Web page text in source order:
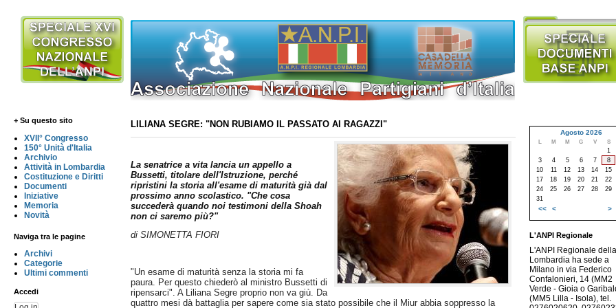
+ Su questo sito
XVII° Congresso
150° Unità d'Italia
Archivio
Attività in Lombardia
Costituzione e Diritti
Documenti
Iniziative
Memoria
Novità
Naviga tra le pagine
Archivi
Categorie
Ultimi commenti
Accedi
LILIANA SEGRE: "NON RUBIAMO IL PASSATO AI RAGAZZI"
La senatrice a vita lancia un appello a
Bussetti, titolare dell'Istruzione, perché
ripristini la storia all'esame di maturità già dal
prossimo anno scolastico. "Che cosa
succederà quando noi testimoni della Shoah
non ci saremo più?"
di SIMONETTA FIORI
"Un esame di maturità senza la storia mi fa
paura. Per questo chiederò al ministro Bussetti di
ripensarci". A Liliana Segre proprio non va giù. Da
quattro mesi dà battaglia per sapere come sia stato possibile che il Miur abbia soppresso la
Agosto 2026
L M M G V S
1
3
4 5 6 7 8
10
11 12 13 14 15
17
18 19 20 21 22
24
25 26 27 28 29
31
<< < >
L'ANPI Regionale
L'ANPI Regionale della
Lombardia ha sede a
Milano in via Federico
Confalonieri, 14 (MM2
Verde - Gioia o
(MM5 Lilla - Isola), tel.